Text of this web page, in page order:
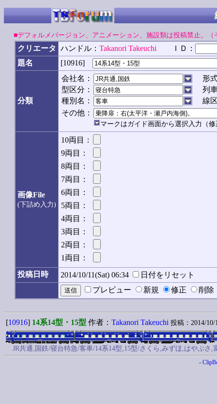
■デフォルメバージョン、アニメーション、施設類は投稿禁止。（
クリエータ ハンドル： Takanori Takeuchi ＩＤ：
題名
[10916]
分類
会社名：
型区分：
種別名：
形
列
線
その他：
マークはガイド画面から選択入力（
画像File
(下詰め入力)
10両目：
9両目：
8両目：
7両目：
6両目：
5両目：
4両目：
3両目：
2両目：
1両目：
投稿日時 2014/10/11(Sat) 06:34
日付をリセット
プレビュー
新規 修正 削
[10916] 14系14型・15型 作者： Takanori Takeuchi 投稿：2014/10/
JR共通,国鉄/寝台特急/客車/14系14型,15型/さくら,みずほ,はやぶ
-